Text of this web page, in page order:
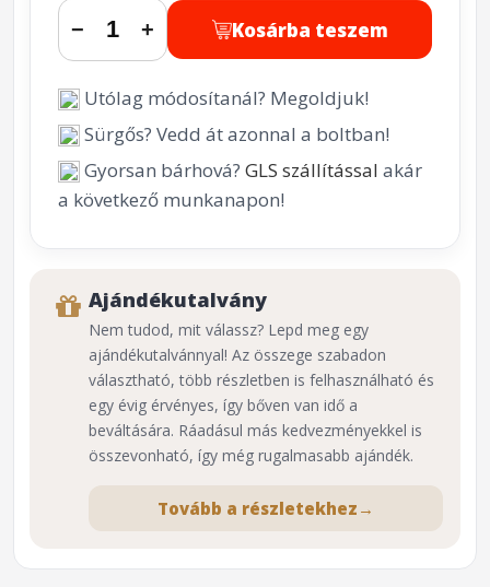
− + Kosárba teszem
Utólag módosítanál? Megoldjuk!
Sürgős? Vedd át azonnal a boltban!
Gyorsan bárhová? GLS szállítással akár
a következő munkanapon!
Ajándékutalvány
Nem tudod, mit válassz? Lepd meg egy
ajándékutalvánnyal! Az összege szabadon
választható, több részletben is felhasználható és
egy évig érvényes, így bőven van idő a
beváltására. Ráadásul más kedvezményekkel is
összevonható, így még rugalmasabb ajándék.
Tovább a részletekhez →